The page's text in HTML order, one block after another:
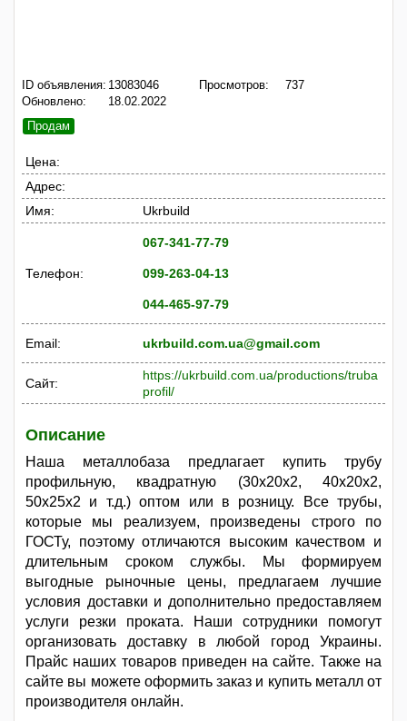
ID объявления: 13083046
Обновлено:
18.02.2022
Просмотров: 737
Продам
Цена:
Адрес:
Имя:
Ukrbuild
Телефон:
067-341-77-79
099-263-04-13
044-465-97-79
Email: ukrbuild.com.ua@gmail.com
Сайт:
https://ukrbuild.com.ua/productions/truba
profil/
Описание
Наша металлобаза предлагает купить трубу
профильную, квадратную (30х20х2, 40х20х2,
50х25х2 и т.д.) оптом или в розницу. Все трубы,
которые мы реализуем, произведены строго по
ГОСТу, поэтому отличаются высоким качеством и
длительным сроком службы. Мы формируем
выгодные рыночные цены, предлагаем лучшие
условия доставки и дополнительно предоставляем
услуги резки проката. Наши сотрудники помогут
организовать доставку в любой город Украины.
Прайс наших товаров приведен на сайте. Также на
сайте вы можете оформить заказ и купить металл от
производителя онлайн.